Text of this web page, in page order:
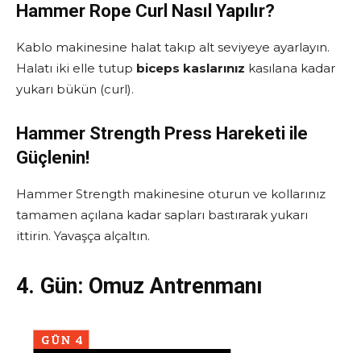
Hammer Rope Curl Nasıl Yapılır?
Kablo makinesine halat takıp alt seviyeye ayarlayın.
Halatı iki elle tutup biceps kaslarınız kasılana kadar
yukarı bükün (curl).
Hammer Strength Press Hareketi ile
Güçlenin!
Hammer Strength makinesine oturun ve kollarınız
tamamen açılana kadar sapları bastırarak yukarı
ittirin. Yavaşça alçaltın.
4. Gün: Omuz Antrenmanı